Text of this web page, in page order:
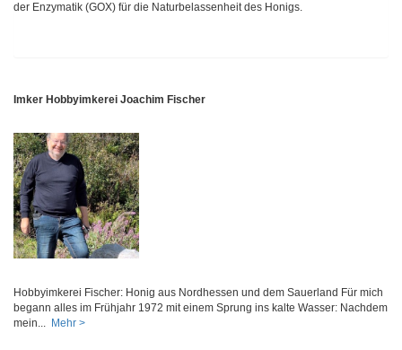
der Enzymatik (GOX) für die Naturbelassenheit des Honigs.
Imker Hobbyimkerei Joachim Fischer
Hobbyimkerei Fischer: Honig aus Nordhessen und dem Sauerland Für mich
begann alles im Frühjahr 1972 mit einem Sprung ins kalte Wasser: Nachdem
mein... Mehr >